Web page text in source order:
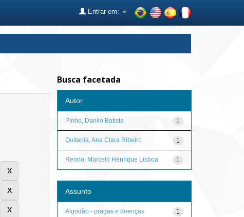
Entrar em:
Busca facetada
Autor
1
Pinho, Danilo Batista
1
Quitania, Ana Clara Ribeiro
1
Renno, Marcelo Henrique Lisboa
Assunto
1
Algodão - pragas e doenças